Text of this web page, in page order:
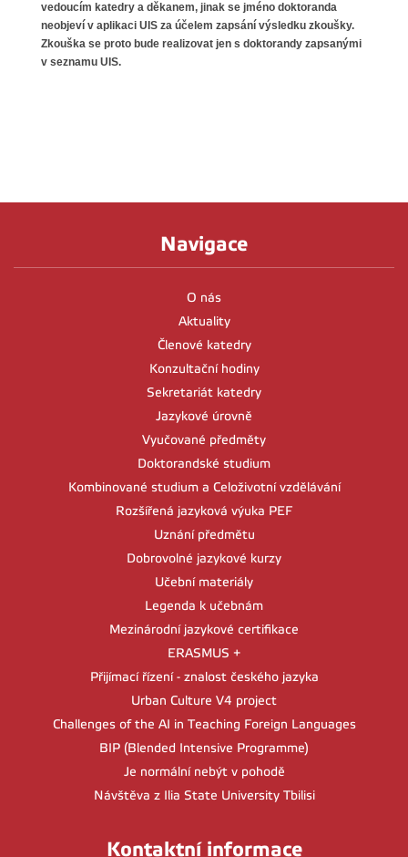
vedoucím katedry a děkanem, jinak se jméno doktoranda
neobjeví v aplikaci UIS za účelem zapsání výsledku zkoušky.
Zkouška se proto bude realizovat jen s doktorandy zapsanými
v seznamu UIS.
Navigace
O nás
Aktuality
Členové katedry
Konzultační hodiny
Sekretariát katedry
Jazykové úrovně
Vyučované předměty
Doktorandské studium
Kombinované studium a Celoživotní vzdělávání
Rozšířená jazyková výuka PEF
Uznání předmětu
Dobrovolné jazykové kurzy
Učební materiály
Legenda k učebnám
Mezinárodní jazykové certifikace
ERASMUS +
Přijímací řízení - znalost českého jazyka
Urban Culture V4 project
Challenges of the AI in Teaching Foreign Languages
BIP (Blended Intensive Programme)
Je normální nebýt v pohodě
Návštěva z Ilia State University Tbilisi
Kontaktní informace